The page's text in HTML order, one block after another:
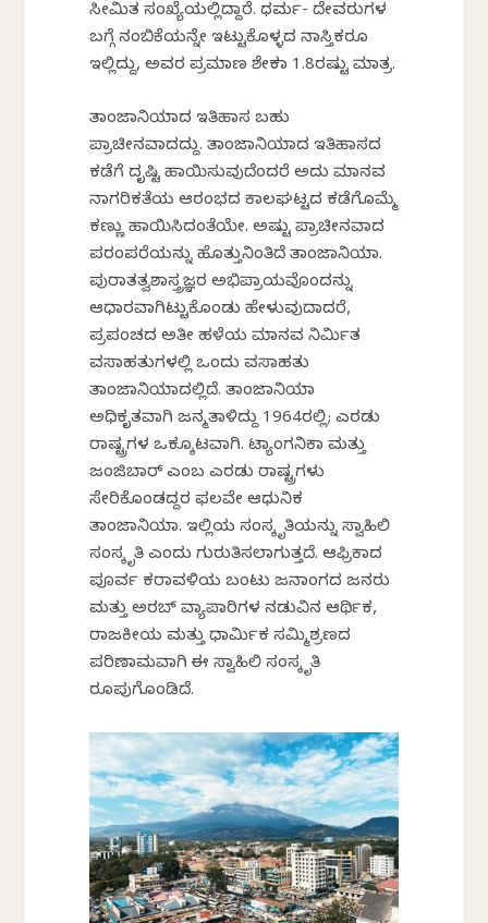
ಸೀಮಿತ ಸಂಖ್ಯೆಯಲ್ಲಿದ್ದಾರೆ. ಧರ್ಮ- ದೇವರುಗಳ
ಬಗ್ಗೆ ನಂಬಿಕೆಯನ್ನೇ ಇಟ್ಟುಕೊಳ್ಳದ ನಾಸ್ತಿಕರೂ
ಇಲ್ಲಿದ್ದು, ಅವರ ಪ್ರಮಾಣ ಶೇಕಡಾ 1.8ರಷ್ಟು ಮಾತ್ರ.
ತಾಂಜಾನಿಯಾದ ಇತಿಹಾಸ ಬಹು
ಪ್ರಾಚೀನವಾದದ್ದು. ತಾಂಜಾನಿಯಾದ ಇತಿಹಾಸದ
ಕಡೆಗೆ ದೃಷ್ಟಿ ಹಾಯಿಸುವುದೆಂದರೆ ಅದು ಮಾನವ
ನಾಗರಿಕತೆಯ ಆರಂಭದ ಕಾಲಘಟ್ಟದ ಕಡೆಗೊಮ್ಮೆ
ಕಣ್ಣು ಹಾಯಿಸಿದಂತೆಯೇ. ಅಷ್ಟು ಪ್ರಾಚೀನವಾದ
ಪರಂಪರೆಯನ್ನು ಹೊತ್ತುನಿಂತಿದೆ ತಾಂಜಾನಿಯಾ.
ಪುರಾತತ್ವಶಾಸ್ತ್ರಜ್ಞರ ಅಭಿಪ್ರಾಯವೊಂದನ್ನು
ಆಧಾರವಾಗಿಟ್ಟುಕೊಂಡು ಹೇಳುವುದಾದರೆ,
ಪ್ರಪಂಚದ ಅತೀ ಹಳೆಯ ಮಾನವ ನಿರ್ಮಿತ
ವಸಾಹತುಗಳಲ್ಲಿ ಒಂದು ವಸಾಹತು
ತಾಂಜಾನಿಯಾದಲ್ಲಿದೆ. ತಾಂಜಾನಿಯಾ
ಅಧಿಕೃತವಾಗಿ ಜನ್ಮತಾಳಿದ್ದು 1964ರಲ್ಲಿ; ಎರಡು
ರಾಷ್ಟ್ರಗಳ ಒಕ್ಕೂಟವಾಗಿ. ಟ್ಯಾಂಗನಿಕಾ ಮತ್ತು
ಜಂಜಿಬಾರ್ ಎಂಬ ಎರಡು ರಾಷ್ಟ್ರಗಳು
ಸೇರಿಕೊಂಡದ್ದರ ಫಲವೇ ಆಧುನಿಕ
ತಾಂಜಾನಿಯಾ. ಇಲ್ಲಿಯ ಸಂಸ್ಕೃತಿಯನ್ನು ಸ್ವಾಹಿಲಿ
ಸಂಸ್ಕೃತಿ ಎಂದು ಗುರುತಿಸಲಾಗುತ್ತದೆ. ಆಫ್ರಿಕಾದ
ಪೂರ್ವ ಕರಾವಳಿಯ ಬಂಟು ಜನಾಂಗದ ಜನರು
ಮತ್ತು ಅರಬ್ ವ್ಯಾಪಾರಿಗಳ ನಡುವಿನ ಆರ್ಥಿಕ,
ರಾಜಕೀಯ ಮತ್ತು ಧಾರ್ಮಿಕ ಸಮ್ಮಿಶ್ರಣದ
ಪರಿಣಾಮವಾಗಿ ಈ ಸ್ವಾಹಿಲಿ ಸಂಸ್ಕೃತಿ
ರೂಪುಗೊಂಡಿದೆ.